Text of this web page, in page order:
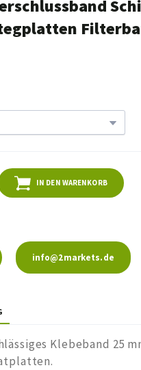
IN DEN WARENKORB
info@2markets.de
Klebeband 25